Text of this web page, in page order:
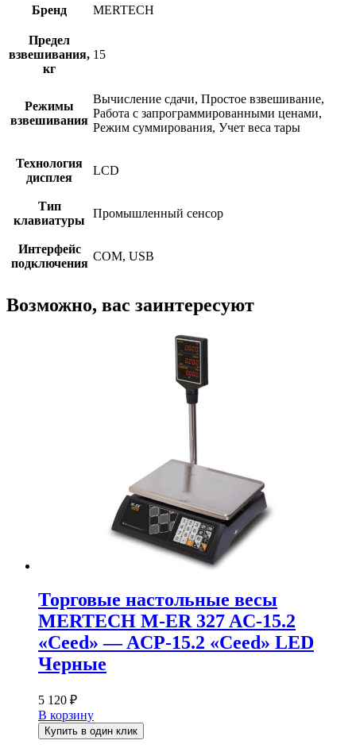
Бренд MERTECH
Предел
взвешивания,
кг
15
Режимы
взвешивания
Вычисление сдачи, Простое взвешивание,
Работа с запрограммированными ценами,
Режим суммирования, Учет веса тары
Технология
дисплея
LCD
Тип
клавиатуры
Промышленный сенсор
Интерфейс
подключения
COM, USB
Возможно, вас заинтересуют
Торговые настольные весы
MERTECH M-ER 327 AC-15.2
«Ceed» — ACP-15.2 «Ceed» LED
Черные
5 120 ₽
В корзину
Купить в один клик